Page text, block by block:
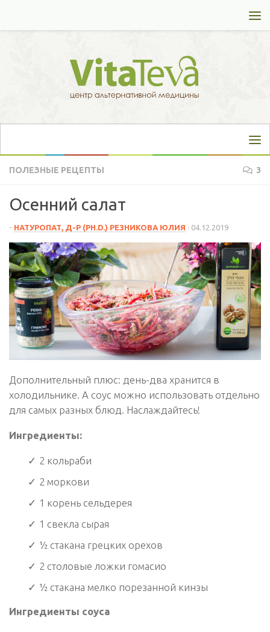
ПОЛЕЗНЫЕ РЕЦЕПТЫ 3
Осенний салат
- НАТУРОПАТ, Д-Р (PH.D.) РЕЗНИКОВА ЮЛИЯ · 04.12.2019
Дополнительный плюс: день-два хранится в
холодильнике. А соус можно использовать отдельно
для самых разных блюд. Наслаждайтесь!
Ингредиенты:
2 кольраби
2 моркови
1 корень сельдерея
1 свекла сырая
½ стакана грецких орехов
2 столовые ложки гомасио
½ стакана мелко порезанной кинзы
Ингредиенты соуса